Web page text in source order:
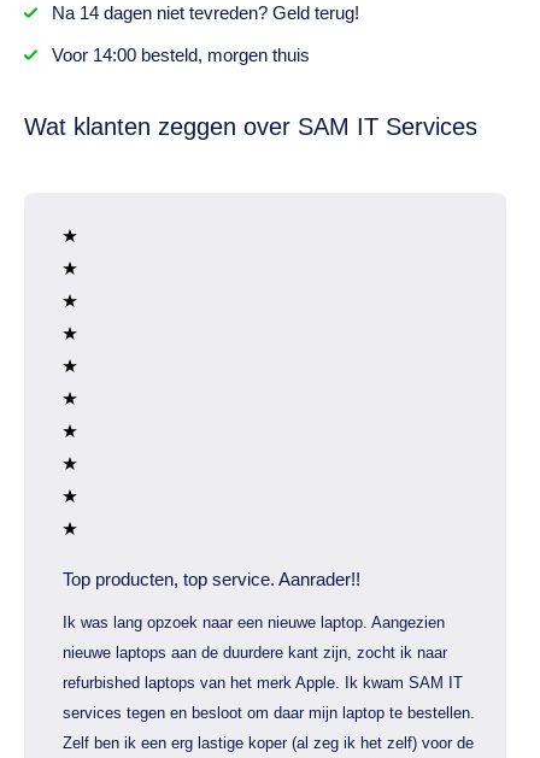
Na 14 dagenniet tevreden? Geld terug!
Voor 14:00 besteld, morgen thuis
Wat klanten zeggen over SAM IT Services
Top producten, top service. Aanrader!!
Ik was lang opzoek naar een nieuwe laptop. Aangezien
nieuwe laptops aan de duurdere kant zijn, zocht ik naar
refurbished laptops van het merk Apple. Ik kwam SAM IT
services tegen en besloot om daar mijn laptop te bestellen.
Zelf ben ik een erg lastige koper (al zeg ik het zelf) voor de